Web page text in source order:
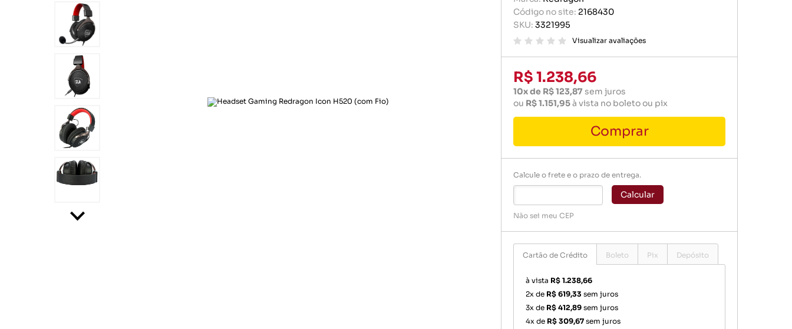
Esporte e lazer
Informática
Papelaria
Saúde e beleza
Segurança e monitoramento
Som e imagem
Ar e Ventilação
Eletroportáteis
Carregador portátil
Cartão de memória
Fontes
Pendrive
Pilhas e baterias
Rádio relógio
Relogio
Eletroportáteis
Pilhas e baterias
Relogio
Código no site: 2168430
SKU: 3321995
Visualizar avaliações
R$ 1.238,66
10x de R$ 123,87sem juros
ou R$ 1.151,95à vista no boleto ou pix
Comprar
Calcule o frete e o prazo de entrega.
Calcular
Não sei meu CEP
Cartão de Crédito Boleto Pix Depósito
à vista R$ 1.238,66
2x de R$ 619,33 sem juros
3x de R$ 412,89 sem juros
4x de R$ 309,67 sem juros